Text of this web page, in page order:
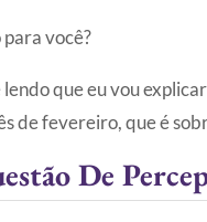
para você?
que eu vou
de fevereiro, que é
De